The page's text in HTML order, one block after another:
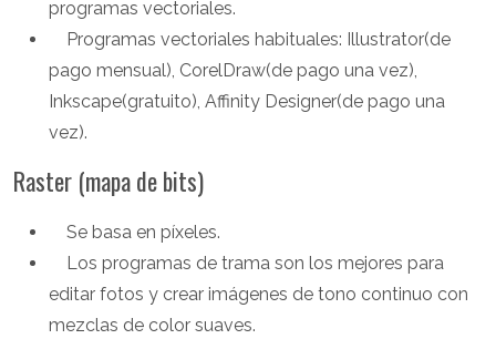
programas vectoriales.
Programas vectoriales habituales: Illustrator(de
pago mensual), CorelDraw(de pago una vez),
Inkscape(gratuito), Affinity Designer(de pago una
vez).
Raster (mapa de bits)
Se basa en píxeles.
Los programas de trama son los mejores para
editar fotos y crear imágenes de tono continuo con
mezclas de color suaves.